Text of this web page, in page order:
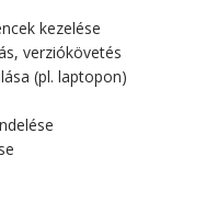
kezelése
verziókövetés
(pl. laptopon)